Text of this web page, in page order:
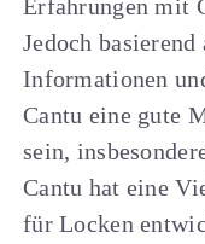
Erfahrungen mit
Jedoch
Informationen
Cantu eine gute
sein,
Cantu hat eine
für Locken